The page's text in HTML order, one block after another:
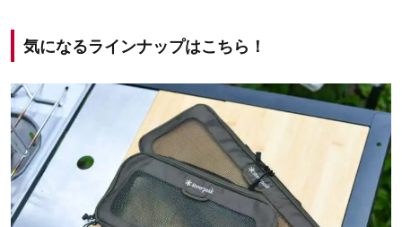
気になるラインナップはこちら！